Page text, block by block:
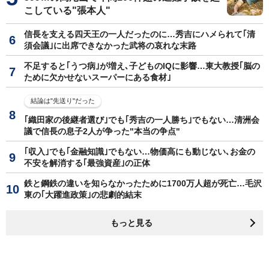
こしている"張本人"
信長を支える四天王の一人だったのに…秀吉にハメられて｢清
須会議｣に出席できなかった武将の哀れな末路
不足すると｢うつ病｣が増え､子どものIQに影響…東大教授｢脳の
ために欠かせないスーパーにある食材｣
結論は"先送り"だった
｢織田家の後継者選び｣でも｢秀吉の一人勝ち｣でもない…清洲会
議で信長の息子2人が争った"本当の争点"
｢収入｣でも｢金融知識｣でもない…物価高にも動じない､お金の
不安を解消する｢最強資産｣の正体
鉄と鋼鉄の違いを知らなかったために1700万人超が死亡…毛沢
東の｢大躍進政策｣の悲劇的結末
もっと見る